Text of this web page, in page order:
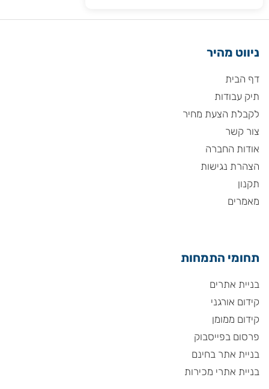
ניווט מהיר
דף הבית
תיק עבודות
לקבלת הצעת מחיר
צור קשר
אודות החברה
הצהרת נגישות
תקנון
מאמרים
תחומי התמחות
בניית אתרים
קידום אורגני
קידום ממומן
פרסום בפייסבוק
בניית אתר בחינם
בניית אתרי מכירות